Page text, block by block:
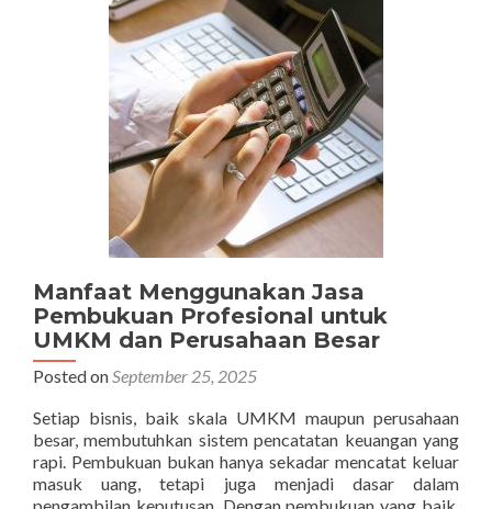
Manfaat Menggunakan Jasa
Pembukuan Profesional untuk
UMKM dan Perusahaan Besar
Posted onSeptember 25, 2025
Setiap bisnis, baik skala UMKM maupun perusahaan
besar, membutuhkan sistem pencatatan keuangan yang
rapi. Pembukuan bukan hanya sekadar mencatat keluar
masuk uang, tetapi juga menjadi dasar dalam